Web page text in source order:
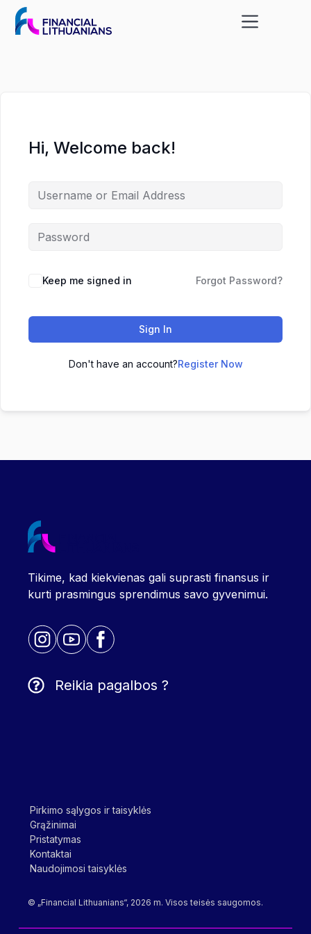
Skip
Skip
Hi, Welcome back!
Keep me signed in Forgot Password?
Sign In
Don't have an account?Register Now
Tikime, kad kiekvienas gali suprasti finansus ir
kurti prasmingus sprendimus savo gyvenimui.
Reikia pagalbos ?
Pirkimo sąlygos ir taisyklės
Grąžinimai
Pristatymas
Kontaktai
Naudojimosi taisyklės
© „Financial Lithuanians“, 2026 m. Visos teisės saugomos.